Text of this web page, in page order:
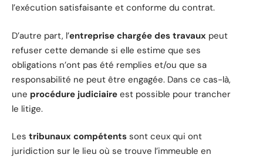
l’exécution satisfaisante et conforme du contrat.
D’autre part, l’entreprise chargée des travaux peut
refuser cette demande si elle estime que ses
obligations n’ont pas été remplies et/ou que sa
responsabilité ne peut être engagée. Dans ce cas-là,
une procédure judiciaire est possible pour trancher
le litige.
Les tribunaux compétents sont ceux qui ont
juridiction sur le lieu où se trouve l’immeuble en